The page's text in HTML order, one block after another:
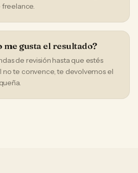
me gusta el resultado?
de revisión hasta que estés
no te convence, te devolvemos el